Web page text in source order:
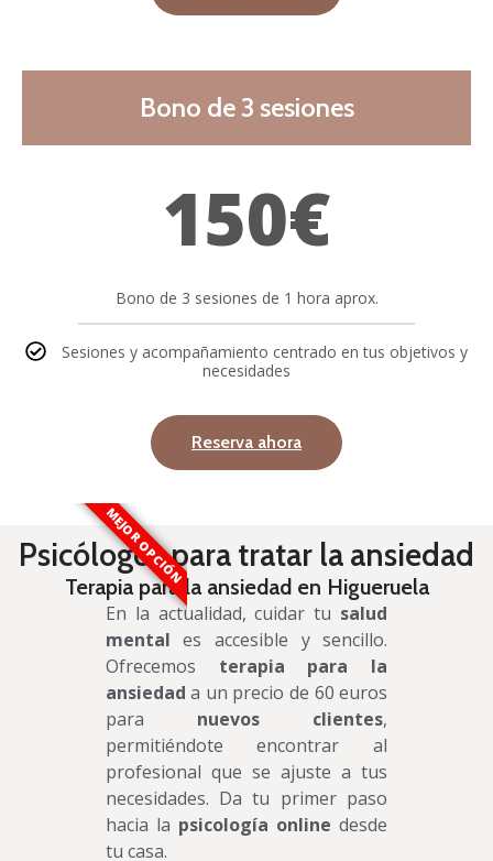
Bono de 3 sesiones
150€
Bono de 3 sesiones de 1 hora aprox.
Sesiones y acompañamiento centrado en tus objetivos y
necesidades
Reserva ahora
MEJOR OPCIÓN
Psicólogos para tratar la ansiedad
Terapia para la ansiedad en Higueruela
En la actualidad, cuidar tu salud
mental es accesible y sencillo.
Ofrecemos terapia para la
ansiedad a un precio de 60 euros
para nuevos clientes,
permitiéndote encontrar al
profesional que se ajuste a tus
necesidades. Da tu primer paso
hacia la psicología online desde
tu casa.